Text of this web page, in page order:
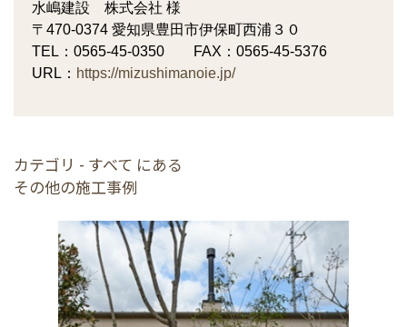
水嶋建設 株式会社 様
〒470-0374 愛知県豊田市伊保町西浦３０
TEL：0565-45-0350 FAX：0565-45-5376
URL： https://mizushimanoie.jp/
カテゴリ - すべて にある
その他の施工事例